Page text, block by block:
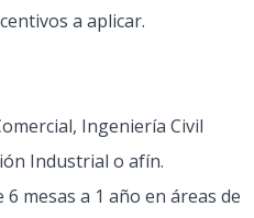
a aplicar.
Ingeniería Civil
Industrial o afín.
6 mesas a 1 año en áreas de